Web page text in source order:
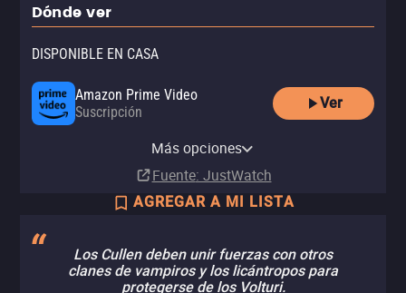
Dónde ver
DISPONIBLE EN CASA
Amazon Prime Video
Suscripción
Ver
Amazon Video
Apple TV Store
Claro video
Más opciones
Fuente: JustWatch
AGREGAR A MI LISTA
Los Cullen deben unir fuerzas con otros
clanes de vampiros y los licántropos para
protegerse de los Volturi.